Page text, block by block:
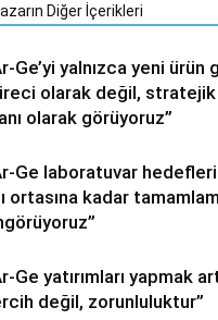
Diğer İçerikleri
Ge’yi yalnızca yeni
olarak değil, stratejik
olarak görüyoruz”
Ge laboratuvar
ortasına kadar
Ge yatırımları yapmak
değil, zorunluluktur”